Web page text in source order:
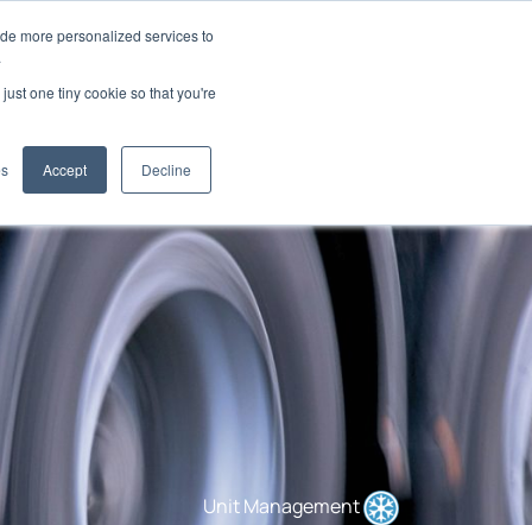
more personalized services to
one tiny cookie so that you're
Accept Decline
Unit Management